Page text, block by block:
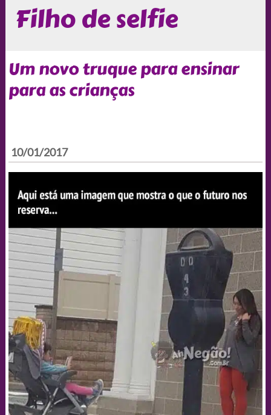
Filho de selfie
Um novo truque para ensinar
para as crianças
10/01/2017